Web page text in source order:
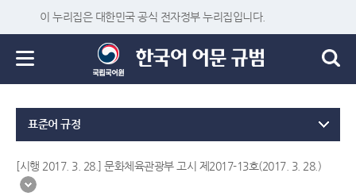
이 누리집은 대한민국 공식 전자정부 누리집입니다.
표준어 규정
[시행 2017. 3. 28.] 문화체육관광부 고시 제2017-13호(2017. 3. 28.)